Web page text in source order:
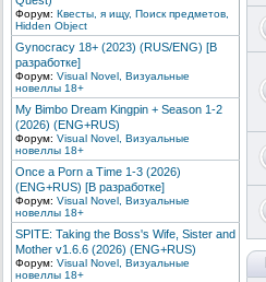
Форум: Квесты, я ищу, Поиск предметов,
Hidden Object
Gynocracy 18+ (2023) (RUS/ENG) [В
разработке]
Форум: Visual Novel, Визуальные
новеллы 18+
My Bimbo Dream Kingpin + Season 1-2
(2026) (ENG+RUS)
Форум: Visual Novel, Визуальные
новеллы 18+
Once a Porn a Time 1-3 (2026)
(ENG+RUS) [В разработке]
Форум: Visual Novel, Визуальные
новеллы 18+
SPITE: Taking the Boss's Wife, Sister and
Mother v1.6.6 (2026) (ENG+RUS)
Форум: Visual Novel, Визуальные
новеллы 18+